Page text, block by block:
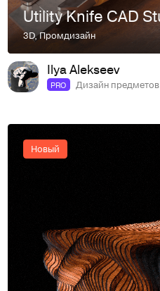
3D,Промдизайн
Ilya Alekseev
PRO Дизайн предметов
Новый